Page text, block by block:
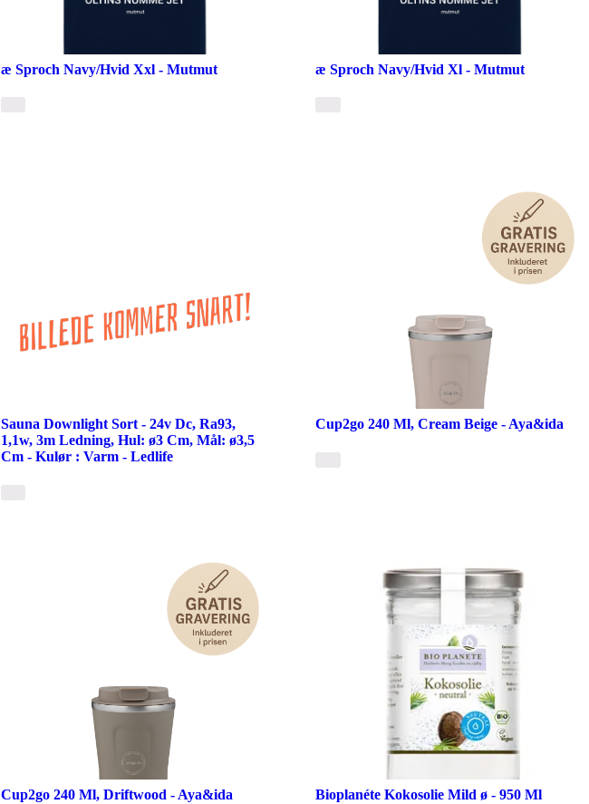
æ Sproch Navy/Hvid Xxl - Mutmut æ Sproch Navy/Hvid Xl - Mutmut
Sauna Downlight Sort - 24v Dc, Ra93,
1,1w, 3m Ledning, Hul: ø3 Cm, Mål: ø3,5
Cm - Kulør : Varm - Ledlife
Cup2go 240 Ml, Cream Beige - Aya&ida
Cup2go 240 Ml, Driftwood - Aya&ida Bioplanéte Kokosolie Mild ø - 950 Ml